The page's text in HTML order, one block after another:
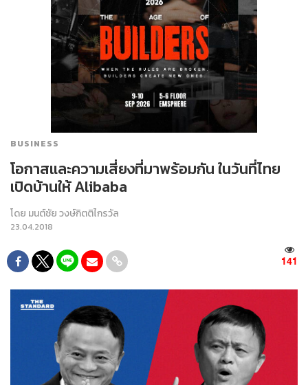
BUSINESS
โอกาสและความเสี่ยงที่มาพร้อมกัน ในวันที่ไทย
เปิดบ้านให้ Alibaba
โดย มนต์ชัย วงษ์กิตติไกรวัล
23.04.2018
141